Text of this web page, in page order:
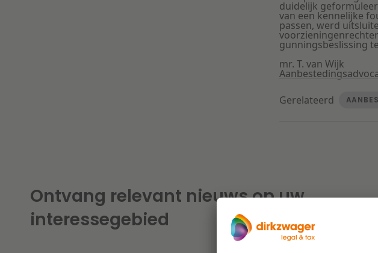
duidelijk
van een kennelijke
passen, werd
gunningsbeslissing
mr. T. van Wijk
Gerelateerd
Ontvang relevant nieuws op uw
interessegebied